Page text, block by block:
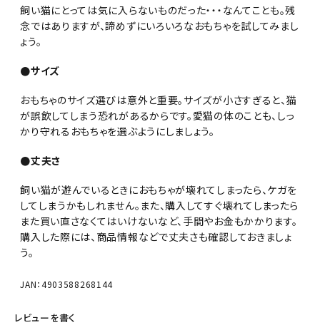
飼い猫にとっては気に入らないものだった・・・なんてことも。残
念ではありますが、諦めずにいろいろなおもちゃを試してみまし
ょう。
●サイズ
おもちゃのサイズ選びは意外と重要。サイズが小さすぎると、猫
が誤飲してしまう恐れがあるからです。愛猫の体のことも、しっ
かり守れるおもちゃを選ぶようにしましょう。
●丈夫さ
飼い猫が遊んでいるときにおもちゃが壊れてしまったら、ケガを
してしまうかもしれません。また、購入してすぐ壊れてしまったら
また買い直さなくてはいけないなど、手間やお金もかかります。
購入した際には、商品情報などで丈夫さも確認しておきましょ
う。
JAN：4903588268144
レビューを書く